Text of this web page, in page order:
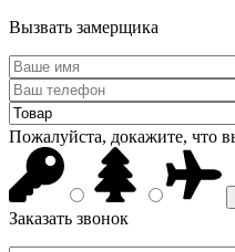
Вызвать замерщика
Пожалуйста, докажите, что
Заказать звонок